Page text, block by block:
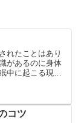
れたことはあり
があるのに身体
中に起こる現象
い...
コツ